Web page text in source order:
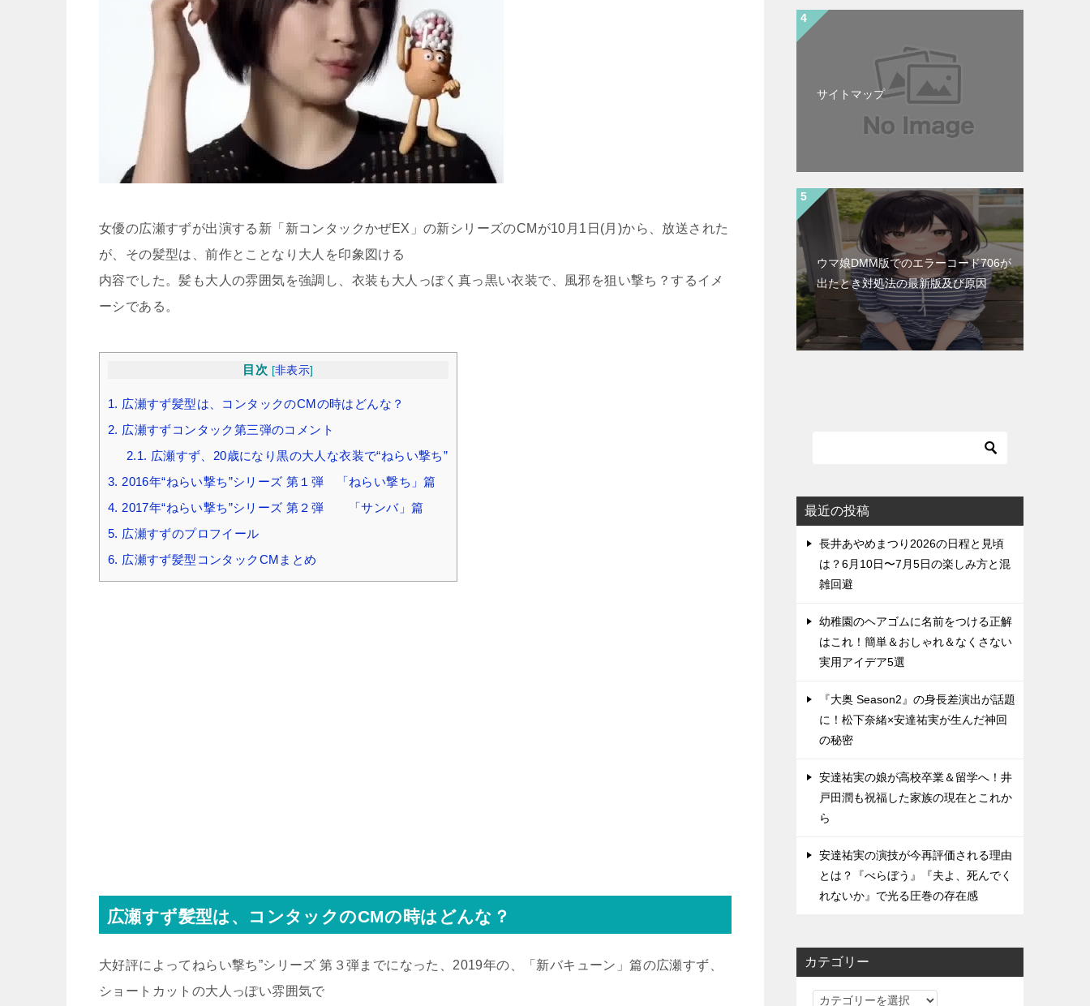
女優の広瀬すずが出演する新「新コンタックかぜEX」の新シリーズのCMが10月1日(月)から、放送された
が、その髪型は、前作とことなり大人を印象図ける
内容でした。髪も大人の雰囲気を強調し、衣装も大人っぽく真っ黒い衣装で、風邪を狙い撃ち？するイメ
ーシである。
目次 [非表示]
1. 広瀬すず髪型は、コンタックのCMの時はどんな？
2. 広瀬すずコンタック第三弾のコメント
2.1. 広瀬すず、20歳になり黒の大人な衣装で“ねらい撃ち”
3. 2016年“ねらい撃ち”シリーズ 第１弾 「ねらい撃ち」篇
4. 2017年“ねらい撃ち”シリーズ 第２弾 「サンバ」篇
5. 広瀬すずのプロフイール
6. 広瀬すず髪型コンタックCMまとめ
広瀬すず髪型は、コンタックのCMの時はどんな？
大好評によってねらい撃ち”シリーズ 第３弾までになった、2019年の、「新バキューン」篇の広瀬すず、
ショートカットの大人っぽい雰囲気で
サイトマップ
ウマ娘DMM版でのエラーコード706が
出たとき対処法の最新版及び原因
最近の投稿
長井あやめまつり2026の日程と見頃
は？6月10日〜7月5日の楽しみ方と混
雑回避
幼稚園のヘアゴムに名前をつける正解
はこれ！簡単＆おしゃれ＆なくさない
実用アイデア5選
『大奥 Season2』の身長差演出が話題
に！松下奈緒×安達祐実が生んだ神回
の秘密
安達祐実の娘が高校卒業＆留学へ！井
戸田潤も祝福した家族の現在とこれか
ら
安達祐実の演技が今再評価される理由
とは？『べらぼう』『夫よ、死んでく
れないか』で光る圧巻の存在感
カテゴリー
カ